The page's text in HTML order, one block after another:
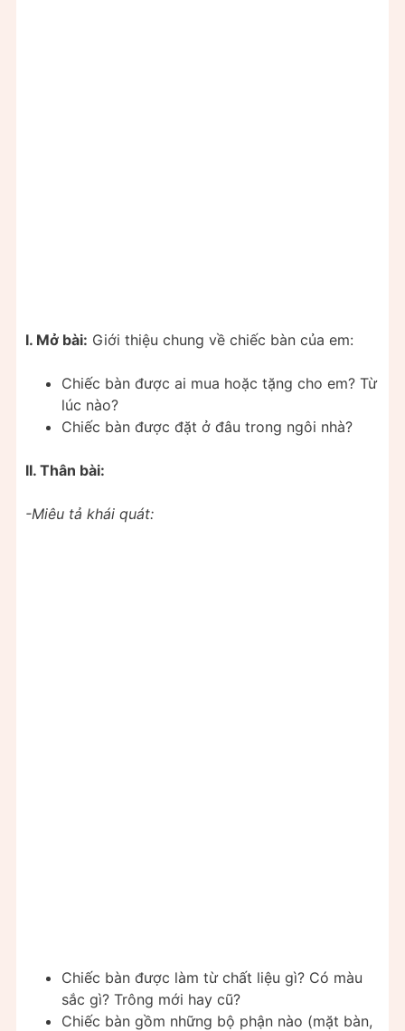
I. Mở bài: Giới thiệu chung về chiếc bàn của em:
Chiếc bàn được ai mua hoặc tặng cho em? Từ
lúc nào?
Chiếc bàn được đặt ở đâu trong ngôi nhà?
II. Thân bài:
-Miêu tả khái quát:
Chiếc bàn được làm từ chất liệu gì? Có màu
sắc gì? Trông mới hay cũ?
Chiếc bàn gồm những bộ phận nào (mặt bàn,